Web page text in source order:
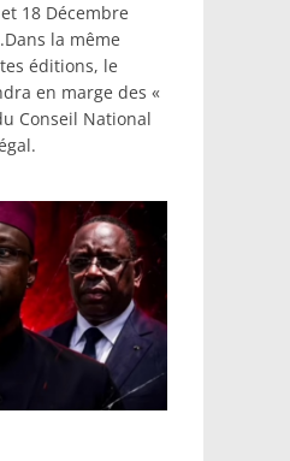
18 Décembre
la même
éditions, le
en marge des «
Conseil National